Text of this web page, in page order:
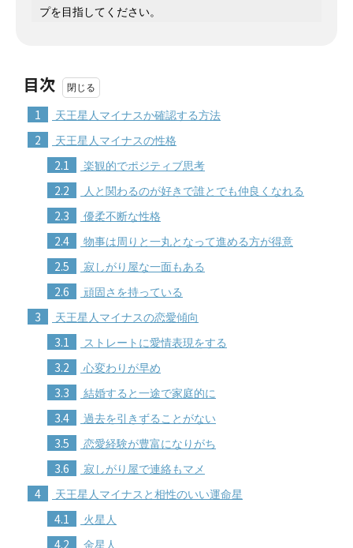
プを目指してください。
目次
1 天王星人マイナスか確認する方法
2 天王星人マイナスの性格
2.1 楽観的でポジティブ思考
2.2 人と関わるのが好きで誰とでも仲良くなれる
2.3 優柔不断な性格
2.4 物事は周りと一丸となって進める方が得意
2.5 寂しがり屋な一面もある
2.6 頑固さを持っている
3 天王星人マイナスの恋愛傾向
3.1 ストレートに愛情表現をする
3.2 心変わりが早め
3.3 結婚すると一途で家庭的に
3.4 過去を引きずることがない
3.5 恋愛経験が豊富になりがち
3.6 寂しがり屋で連絡もマメ
4 天王星人マイナスと相性のいい運命星
4.1 火星人
4.2 金星人